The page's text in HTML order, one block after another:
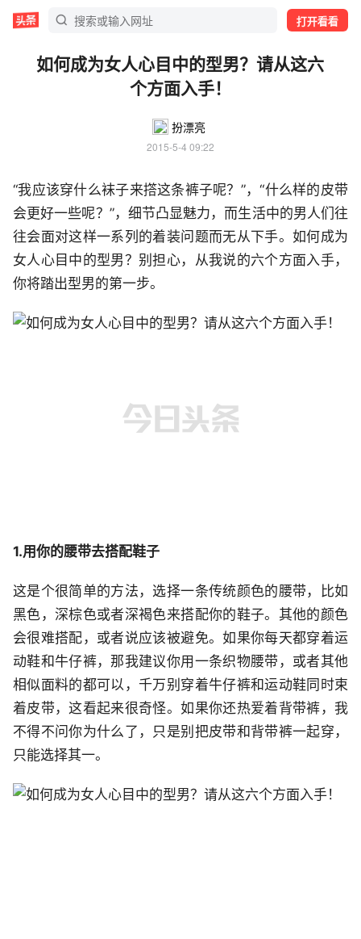
打开看看
如何成为女人心目中的型男？请从这六
个方面入手！
扮漂亮
2015-5-4 09:22
“我应该穿什么袜子来撘这条裤子呢？”，“什么样的皮带
会更好一些呢？”，细节凸显魅力，而生活中的男人们往
往会面对这样一系列的着装问题而无从下手。如何成为
女人心目中的型男？别担心，从我说的六个方面入手，
你将踏出型男的第一步。
1.用你的腰带去搭配鞋子
这是个很简单的方法，选择一条传统颜色的腰带，比如
黑色，深棕色或者深褐色来搭配你的鞋子。其他的颜色
会很难搭配，或者说应该被避免。如果你每天都穿着运
动鞋和牛仔裤，那我建议你用一条织物腰带，或者其他
相似面料的都可以，千万别穿着牛仔裤和运动鞋同时束
着皮带，这看起来很奇怪。如果你还热爱着背带裤，我
不得不问你为什么了，只是别把皮带和背带裤一起穿，
只能选择其一。